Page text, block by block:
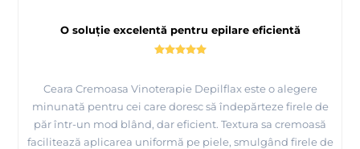
O soluție excelentă pentru epilare eficientă
Ceara Cremoasa Vinoterapie Depilflax este o alegere
minunată pentru cei care doresc să îndepărteze firele de
păr într-un mod blând, dar eficient. Textura sa cremoasă
facilitează aplicarea uniformă pe piele, smulgând firele de